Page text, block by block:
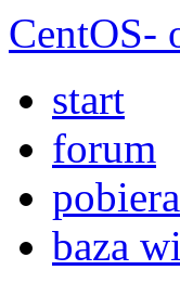
CentOS-
start
forum
baza